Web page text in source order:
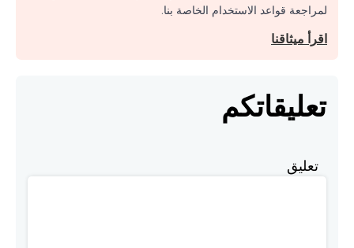
لمراجعة قواعد الاستخدام الخاصة بنا.
اقرأ ميثاقنا
تعليقاتكم
تعليق